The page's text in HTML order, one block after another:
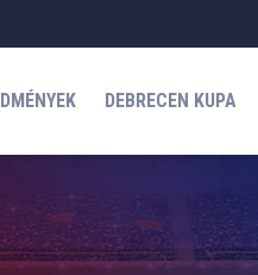
DEBRECEN KUPA